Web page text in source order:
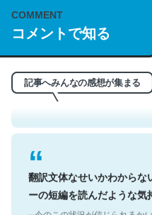
COMMENT
コメントで知る
記事へみんなの感想が集まる
これは名文。彼はとてもク
う。英語少しでも読める人
れ好き。Let’s Fucking
─今のこの状況が信じられるか
翻訳文体なせいかわからな
ーの短編を読んだような気
─今のこの状況が信じられるか